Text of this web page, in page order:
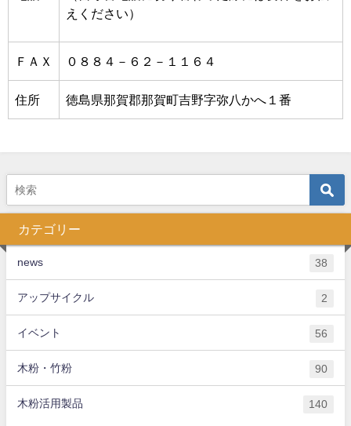
えください）
ＦＡＸ ０８８４－６２－１１６４
住所 徳島県那賀郡那賀町吉野字弥八かへ１番
カテゴリー
news 38
アップサイクル 2
イベント 56
木粉・竹粉 90
木粉活用製品 140